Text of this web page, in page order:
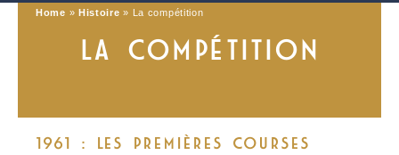
Home » Histoire » La compétition
LA COMPÉTITION
1961 : LES PREMIÈRES COURSES